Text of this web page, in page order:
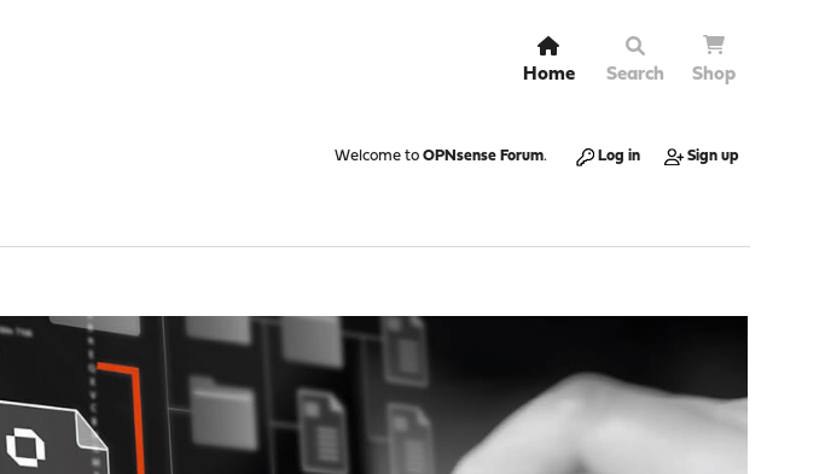
Home Search Shop
Welcome to OPNsense Forum. Log in Sign up